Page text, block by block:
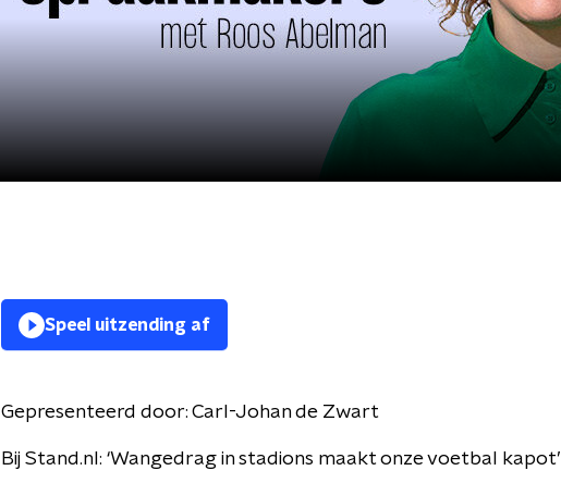
Speel uitzending af
Gepresenteerd door: Carl-Johan de Zwart
Bij Stand.nl: ‘Wangedrag in stadions maakt onze voetbal kapot’